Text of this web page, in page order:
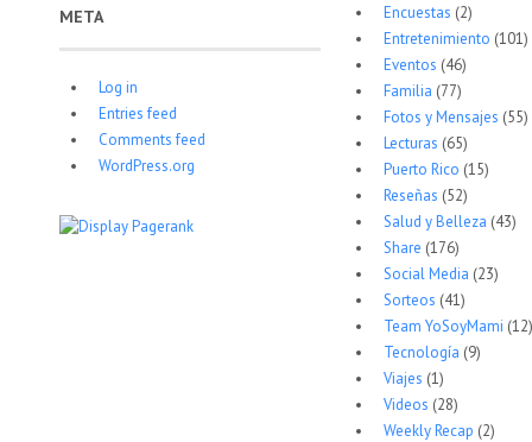
META
Log in
Entries feed
Comments feed
WordPress.org
Encuestas (2)
Entretenimiento (101)
Eventos (46)
Familia (77)
Fotos y Mensajes (55)
Lecturas (65)
Puerto Rico (15)
Reseñas (52)
Salud y Belleza (43)
Share (176)
Social Media (23)
Sorteos (41)
Team YoSoyMami (12)
Tecnología (9)
Viajes (1)
Videos (28)
Weekly Recap (2)